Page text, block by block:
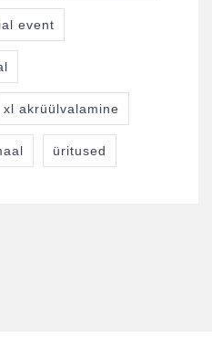
event
xl akrüülvalamine
üritused